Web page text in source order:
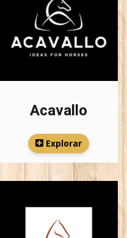
Acavallo
Explorar